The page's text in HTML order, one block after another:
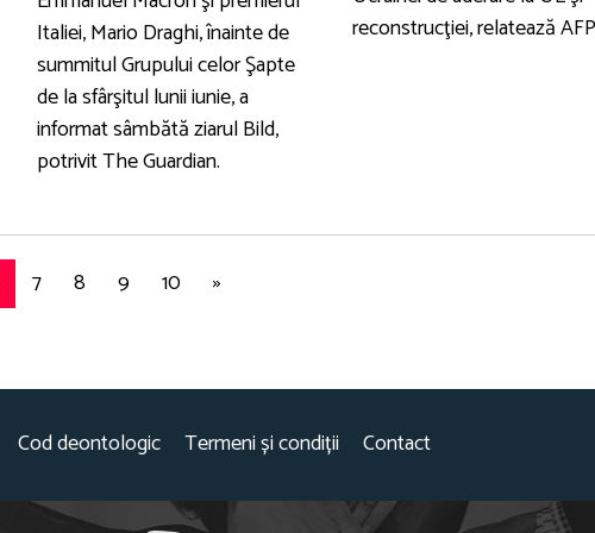
Italiei, Mario Draghi, înainte de
summitul Grupului celor Şapte
de la sfârşitul lunii iunie, a
informat sâmbătă ziarul Bild,
potrivit The Guardian.
reconstrucţiei, relatează
7 8 9 10 »
Cod deontologic Termeni și condiții Contact